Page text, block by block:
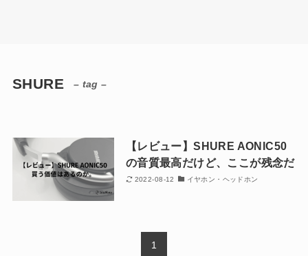
SHURE – tag –
【レビュー】SHURE AONIC50
の音質最高だけど、ここが残念だ
2022-08-12 イヤホン・ヘッドホン
1